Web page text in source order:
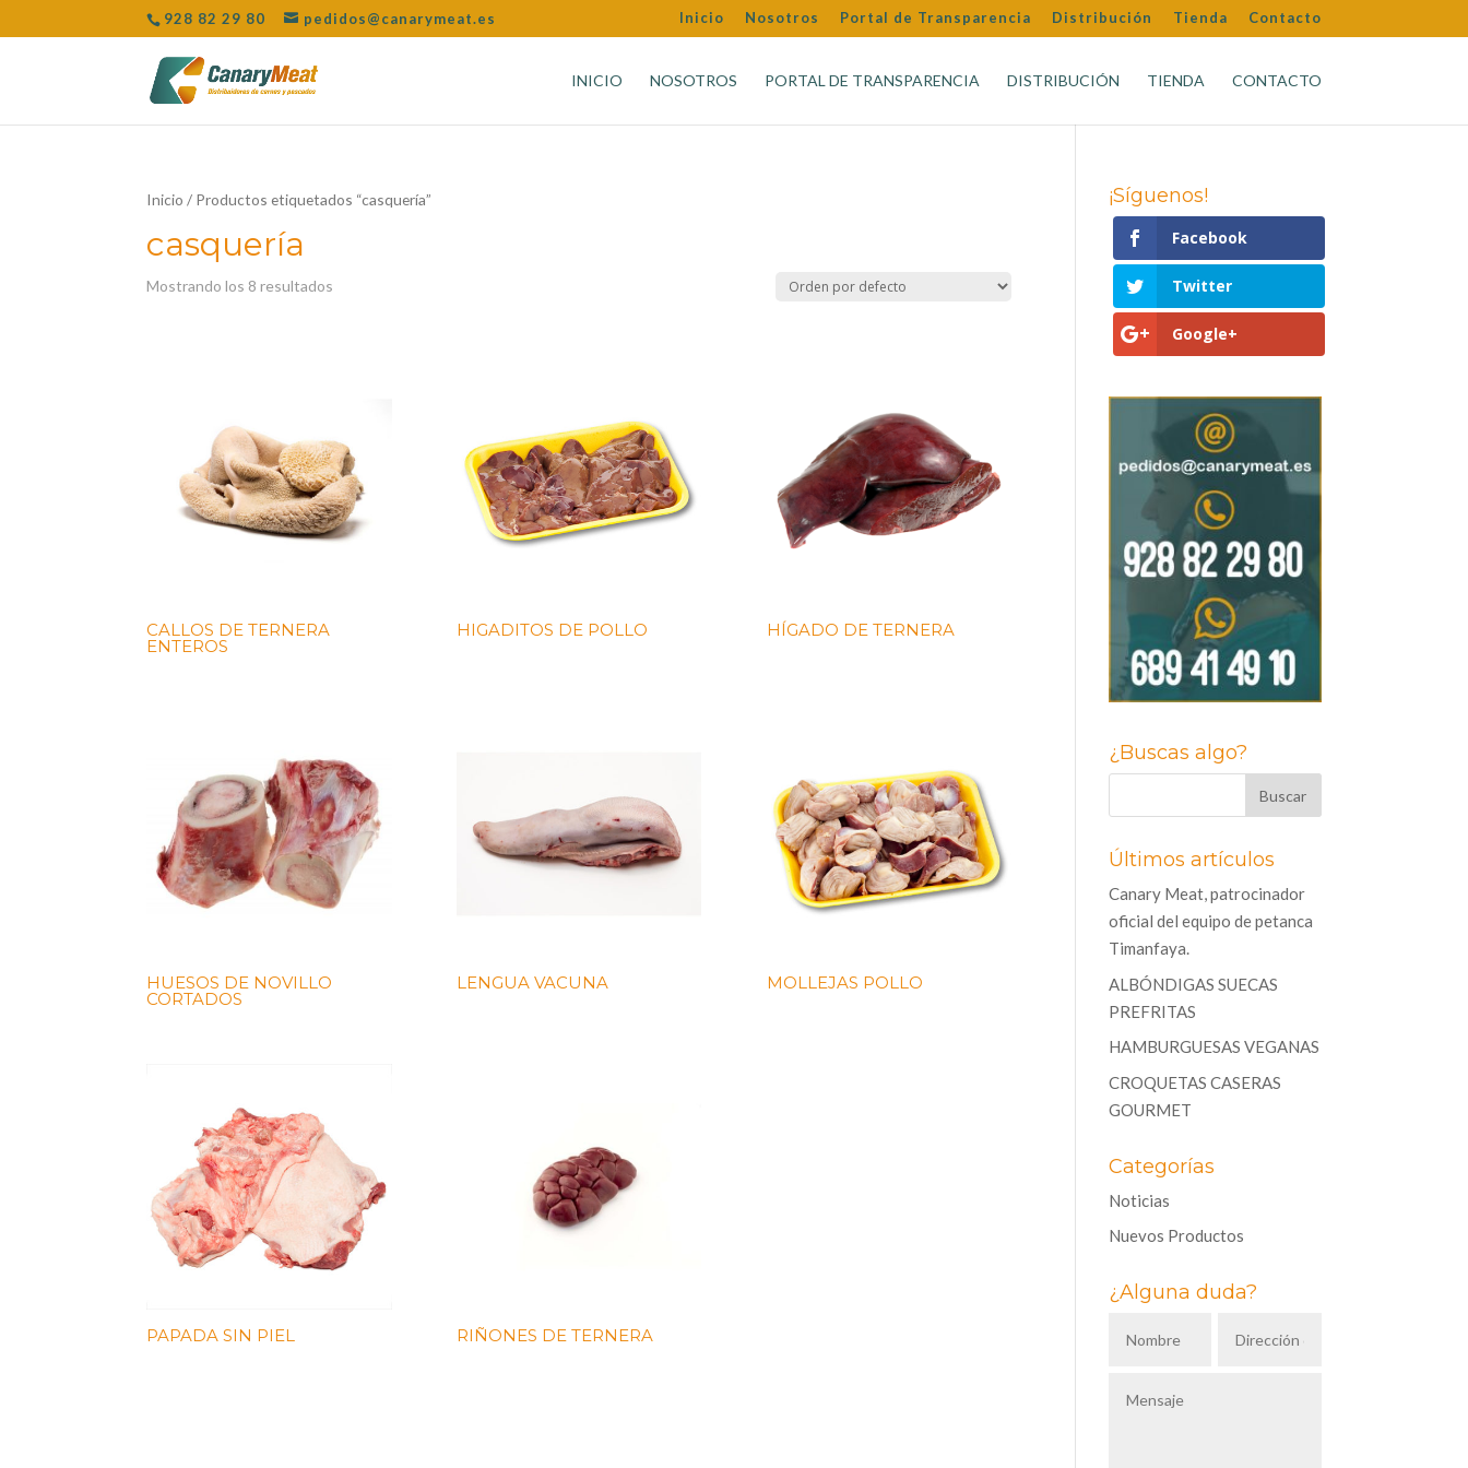
928 82 29 80 pedidos@canarymeat.es Inicio Nosotros Portal de Transparencia Distribución Tienda Contacto
INICIO NOSOTROS PORTAL DE TRANSPARENCIA DISTRIBUCIÓN TIENDA CONTACTO
Inicio / Productos etiquetados “casquería”
casquería
Mostrando los 8 resultados
CALLOS DE TERNERA
ENTEROS
HIGADITOS DE POLLO HÍGADO DE TERNERA
HUESOS DE NOVILLO
CORTADOS
LENGUA VACUNA MOLLEJAS POLLO
PAPADA SIN PIEL RIÑONES DE TERNERA
¡Síguenos!
Facebook
Twitter
Google+
¿Buscas algo?
Últimos artículos
Canary Meat, patrocinador
oficial del equipo de petanca
Timanfaya.
ALBÓNDIGAS SUECAS
PREFRITAS
HAMBURGUESAS VEGANAS
CROQUETAS CASERAS
GOURMET
Categorías
Noticias
Nuevos Productos
¿Alguna duda?